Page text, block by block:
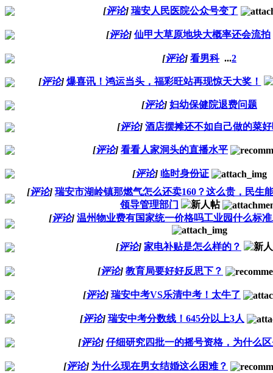
[评论] 瑞安人民医院公众号变了
[评论] 仙甲大草原地块大概率还会流拍
[评论] 看男科 ...2
[评论] 爆喜讯！鸿运当头，福彩旺站再现惊天大奖！
[评论] 妇幼保健院退费问题
[评论] 酒店摆摊还不如自己做的菜
[评论] 看看人家洞头的直播水平
[评论] 临时身份证
[评论] 瑞安市湖岭镇那燃气怎么还卖160？这么贵，民生
领导管理部门
[评论] 温州物业费有国家统一价格吗工业园什么标
[评论] 家电补贴是怎么样的？
[评论] 教育局要好好反思下？
[评论] 瑞安中考VS乐清中考！太牛了
[评论] 瑞安中考分数线！645分以上3人
[评论] 仔细研究四批一的摇号资格，为什么
[评论] 为什么现在男女结婚这么困难？